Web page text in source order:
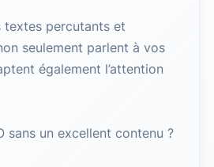
textes percutants et
seulement parlent à vos
également l’attention
sans un excellent contenu ?